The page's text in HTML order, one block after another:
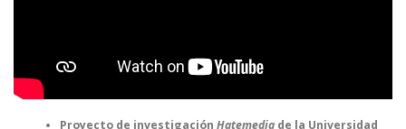
Proyecto de investigación Hatemediade la Universidad